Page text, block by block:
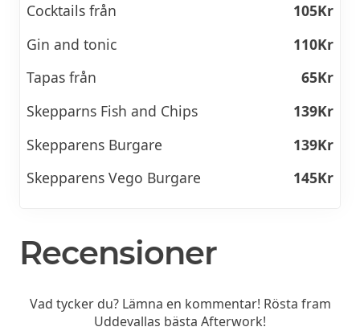
Cocktails från
105Kr
Gin and tonic
110Kr
Tapas från
65Kr
Skepparns Fish and Chips
139Kr
Skepparens Burgare
139Kr
Skepparens Vego Burgare
145Kr
Recensioner
Vad tycker du? Lämna en kommentar! Rösta fram
Uddevallas bästa Afterwork!